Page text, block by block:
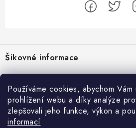
Používáme cookies, abychom
prohlížení webu a díky analýze
zlepšovali jeho funkce, výkon a
informací
á
p
a
Šikovné informace
Ceník dopravy
Moje objednávka
Jak vyměnit nebo vrátit zboží
Běžecké zajímavosti
Proč jít běhat právě o víkendu?
Přijímáme online platby